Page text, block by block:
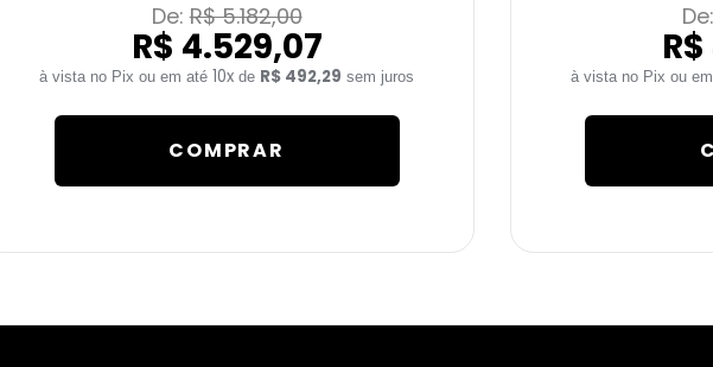
De: R$ 5.182,00
R$ 4.529,07
10x de R$ 492,29 sem juros
COMPRAR